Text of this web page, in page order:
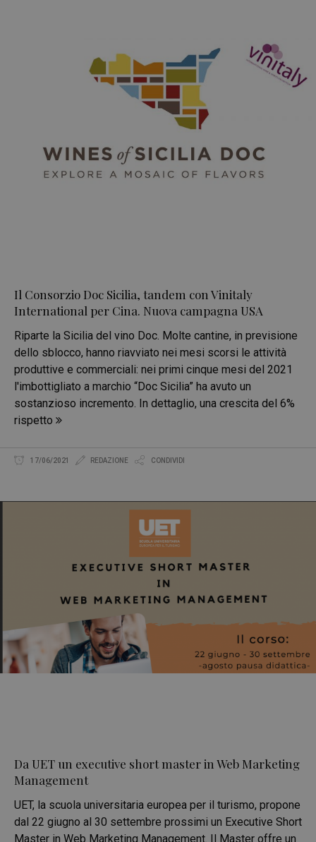
Il Consorzio Doc Sicilia, tandem con Vinitaly
International per Cina. Nuova campagna USA
Riparte la Sicilia del vino Doc. Molte cantine, in previsione
dello sblocco, hanno riavviato nei mesi scorsi le attività
produttive e commerciali: nei primi cinque mesi del 2021
l'imbottigliato a marchio “Doc Sicilia” ha avuto un
sostanzioso incremento. In dettaglio, una crescita del 6%
rispetto
17/06/2021 REDAZIONE CONDIVIDI
Da UET un executive short master in Web Marketing
Management
UET, la scuola universitaria europea per il turismo, propone
dal 22 giugno al 30 settembre prossimi un Executive Short
Master in Web Marketing Management. Il Master offre un